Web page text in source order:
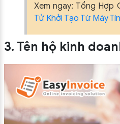
Xem ngay: Tổng Hợp
Tử Khởi Tạo Từ Máy
3. Tên hộ kinh